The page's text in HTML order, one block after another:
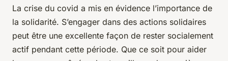
La crise du covid a mis en évidence l’importance de
la solidarité. S’engager dans des actions solidaires
peut être une excellente façon de rester socialement
actif pendant cette période. Que ce soit pour aider